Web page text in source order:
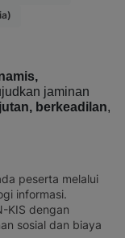
jaminan
berkeadilan,
peserta melalui
informasi.
KIS dengan
sosial dan biaya